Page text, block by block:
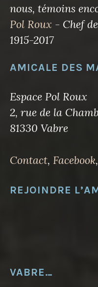
nous, témoins
Pol Roux - Chef
1915-2017
AMICALE DES
Espace Pol Roux
2, rue de la
81330 Vabre
Contact, Facebook,
REJOINDRE
VABRE…